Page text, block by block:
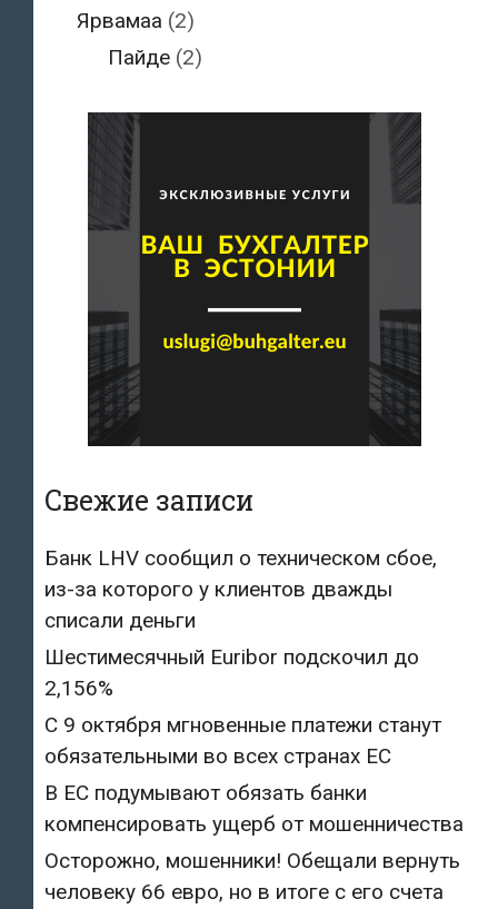
Ярвамаа (2)
Пайде (2)
Свежие записи
Банк LHV сообщил о техническом сбое,
из-за которого у клиентов дважды
списали деньги
Шестимесячный Euribor подскочил до
2,156%
С 9 октября мгновенные платежи станут
обязательными во всех странах ЕС
В ЕС подумывают обязать банки
компенсировать ущерб от мошенничества
Осторожно, мошенники! Обещали вернуть
человеку 66 евро, но в итоге с его счета